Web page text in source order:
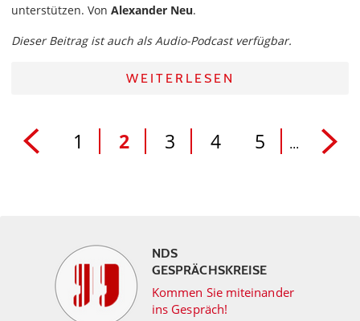
unterstützen. Von Alexander Neu.
Dieser Beitrag ist auch als Audio-Podcast verfügbar.
WEITERLESEN
1 2 3 4 5 ...
NDS
GESPRÄCHSKREISE
Kommen Sie miteinander
ins Gespräch!